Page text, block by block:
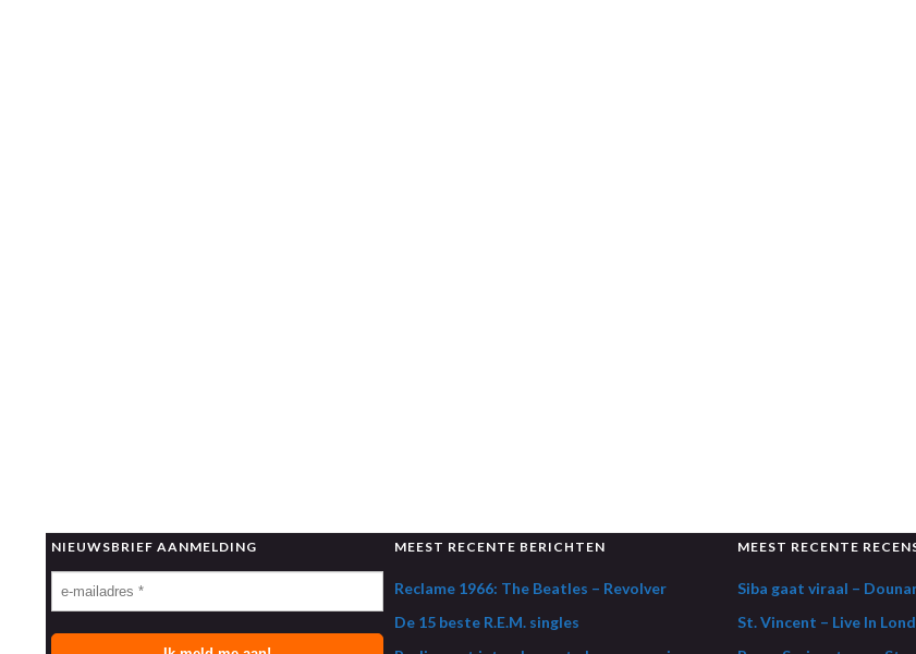
NIEUWSBRIEF AANMELDING MEEST RECENTE BERICHTEN
Reclame 1966: The Beatles – Revolver
De 15 beste R.E.M. singles
MEEST RECENTE
Siba gaat viraal –
St. Vincent – Live In